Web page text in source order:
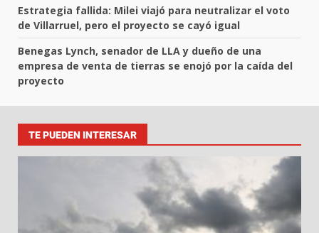
Estrategia fallida: Milei viajó para neutralizar el voto
de Villarruel, pero el proyecto se cayó igual
Benegas Lynch, senador de LLA y dueño de una
empresa de venta de tierras se enojó por la caída del
proyecto
TE PUEDEN INTERESAR